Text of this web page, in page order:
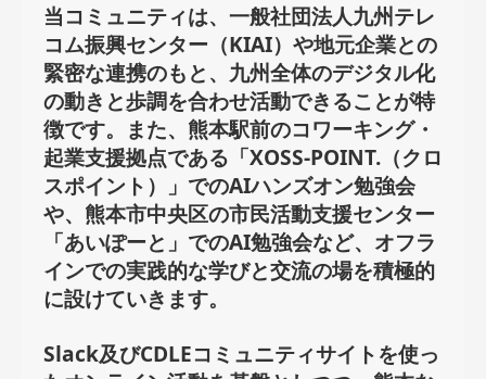
当コミュニティは、一般社団法人九州テレ
コム振興センター（KIAI）や地元企業との
緊密な連携のもと、九州全体のデジタル化
の動きと歩調を合わせ活動できることが特
徴です。また、熊本駅前のコワーキング・
起業支援拠点である「XOSS-POINT.（クロ
スポイント）」でのAIハンズオン勉強会
や、熊本市中央区の市民活動支援センター
「あいぽーと」でのAI勉強会など、オフラ
インでの実践的な学びと交流の場を積極的
に設けていきます。
Slack及びCDLEコミュニティサイトを使っ